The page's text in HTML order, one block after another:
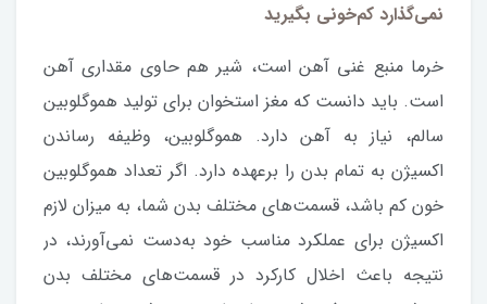
نمی‌گذارد کم‌خونی بگیرید
خرما منبع غنی آهن است، شیر هم حاوی مقداری آهن
است. باید دانست که مغز استخوان برای تولید هموگلوبین
سالم، نیاز به آهن دارد. هموگلوبین، وظیفه رساندن
اکسیژن به تمام بدن را برعهده دارد. اگر تعداد هموگلوبین
خون کم باشد، قسمت‌های مختلف بدن شما، به میزان لازم
اکسیژن برای عملکرد مناسب خود به‌دست نمی‌آورند، در
نتیجه باعث اخلال کارکرد در قسمت‌های مختلف بدن